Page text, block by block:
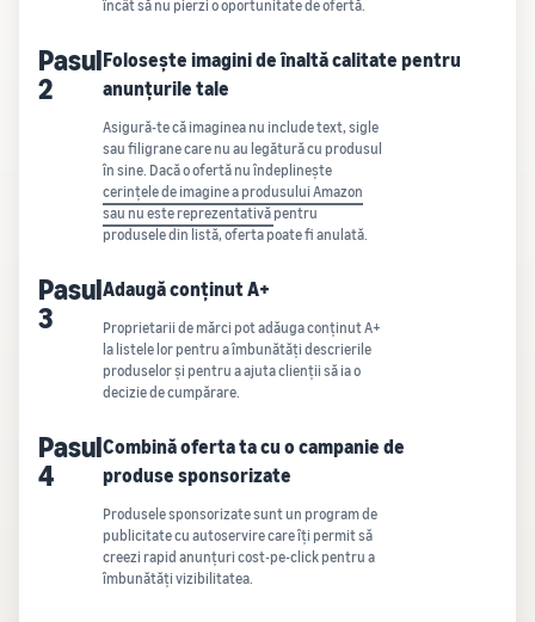
încât să nu pierzi o oportunitate de ofertă.
Pasul
2
Folosește imagini de înaltă calitate pentru
anunțurile tale
Asigură-te că imaginea nu include text, sigle
sau filigrane care nu au legătură cu produsul
în sine. Dacă o ofertă nu îndeplinește
cerințele de imagine a produsului Amazon
sau nu este reprezentativă pentru
produsele din listă, oferta poate fi anulată.
Pasul
3
Adaugă conținut A+
Proprietarii de mărci pot adăuga conținut A+
la listele lor pentru a îmbunătăți descrierile
produselor și pentru a ajuta clienții să ia o
decizie de cumpărare.
Pasul
4
Combină oferta ta cu o campanie de
produse sponsorizate
Produsele sponsorizate sunt un program de
publicitate cu autoservire care îți permit să
creezi rapid anunțuri cost-pe-click pentru a
îmbunătăți vizibilitatea.